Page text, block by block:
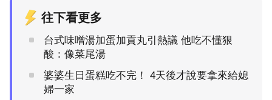
往下看更多
台式味噌湯加蛋加貢丸引熱議 他吃不懂狠
酸：像菜尾湯
婆婆生日蛋糕吃不完！ 4天後才說要拿來給媳
婦一家